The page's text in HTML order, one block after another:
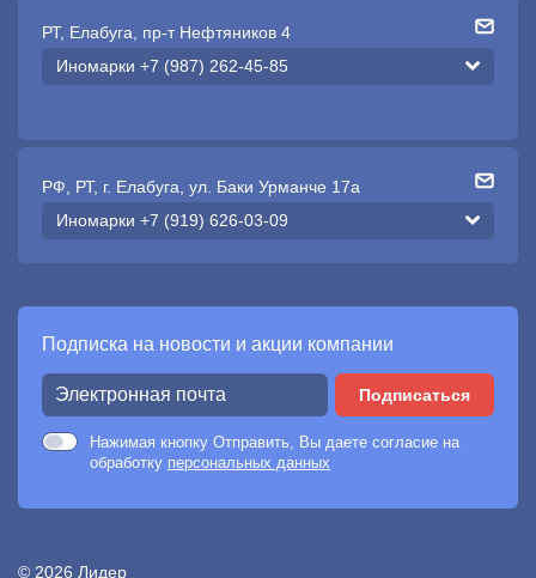
РТ, Елабуга, пр-т Нефтяников 4
Иномарки +7 (987) 262-45-85
РФ, РТ, г. Елабуга, ул. Баки Урманче 17а
Иномарки +7 (919) 626-03-09
Подписка на новости и акции компании
Подписаться
Нажимая кнопку Отправить, Вы даете согласие на
обработку персональных данных
© 2026 Лидер